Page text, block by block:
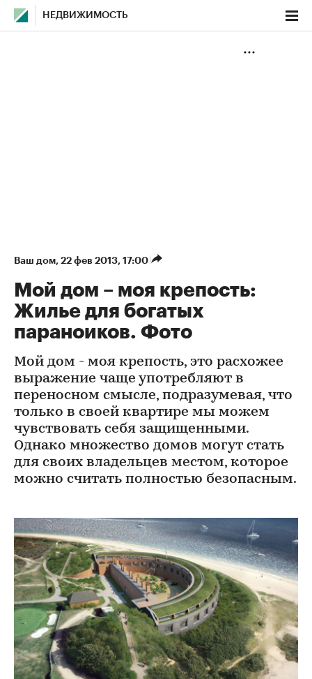
НЕДВИЖИМОСТЬ
Ваш дом⁠, 22 фев 2013, 17:00
Мой дом – моя крепость:
Жилье для богатых
параноиков. Фото
Мой дом - моя крепость, это расхожее
выражение чаще употребляют в
переносном смысле, подразумевая, что
только в своей квартире мы можем
чувствовать себя защищенными.
Однако множество домов могут стать
для своих владельцев местом, которое
можно считать полностью безопасным.